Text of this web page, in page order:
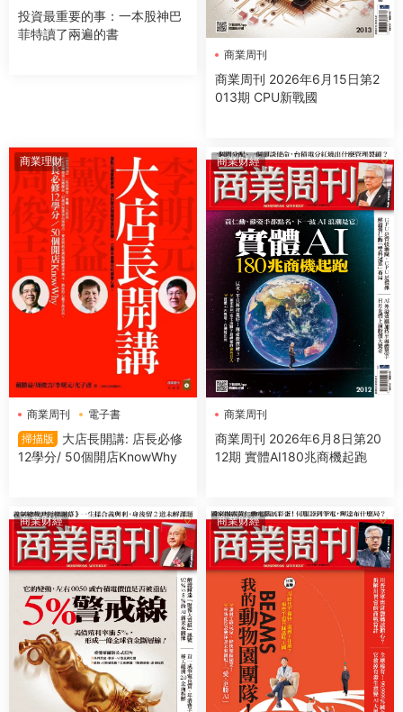
投資最重要的事：一本股神巴
菲特讀了兩遍的書
商業周刊
商業周刊 2026年6月15日第2
013期 CPU新戰國
商業理財
商業周刊
電子書
掃描版
大店長開講: 店長必修
12學分/ 50個開店KnowWhy
商業财經
商業周刊
商業周刊 2026年6月8日第20
12期 實體AI180兆商機起跑
商業财經 商業财經